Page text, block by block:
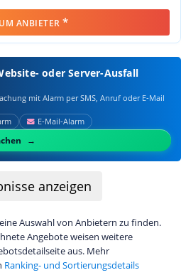
ANBIETER *
oder Server-Ausfall
mit Alarm per SMS, Anruf oder E‑Mail
E‑Mail‑Alarm
anzeigen
Auswahl von Anbietern zu finden.
Angebote weisen weitere
aus. Mehr
Ranking- und Sortierungsdetails